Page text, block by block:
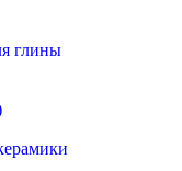
глины